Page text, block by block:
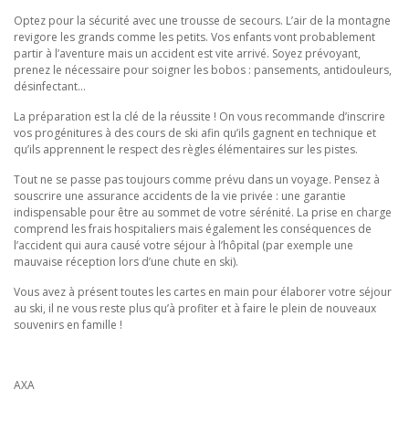
Optez pour la sécurité avec une trousse de secours. L’air de la montagne
revigore les grands comme les petits. Vos enfants vont probablement
partir à l’aventure mais un accident est vite arrivé. Soyez prévoyant,
prenez le nécessaire pour soigner les bobos : pansements, antidouleurs,
désinfectant…
La préparation est la clé de la réussite ! On vous recommande d’inscrire
vos progénitures à des cours de ski afin qu’ils gagnent en technique et
qu’ils apprennent le respect des règles élémentaires sur les pistes.
Tout ne se passe pas toujours comme prévu dans un voyage. Pensez à
souscrire une assurance accidents de la vie privée : une garantie
indispensable pour être au sommet de votre sérénité. La prise en charge
comprend les frais hospitaliers mais également les conséquences de
l’accident qui aura causé votre séjour à l’hôpital (par exemple une
mauvaise réception lors d’une chute en ski).
Vous avez à présent toutes les cartes en main pour élaborer votre séjour
au ski, il ne vous reste plus qu’à profiter et à faire le plein de nouveaux
souvenirs en famille !
AXA